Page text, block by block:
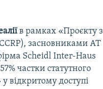
в рамках «Проєкту з
засновниками АТ
Scheidl Inter-Haus
частки статутного
відкритому доступі